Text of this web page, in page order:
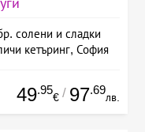
солени и сладки
кетъринг, София
49.95
€ / 97.69
лв.